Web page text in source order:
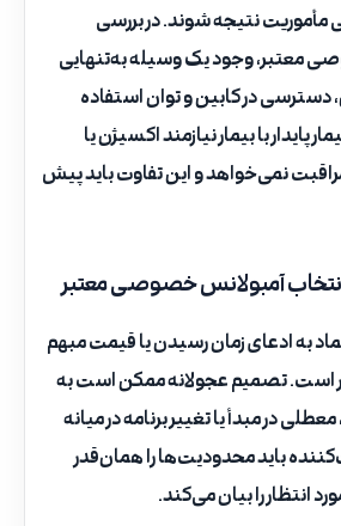
مأموریت نتیجه شوند. در بررسی
معتبر، وجود یک وسیله به‌تنهایی
در کابین و توان استفاده
پایدار با بیمار نیازمند اکسیژن یا
نمی‌خواهد و این تفاوت باید پیش
انتخاب آمبولانس خصوصی معتبر
به ادعای زمان رسیدن یا قیمت مبهم
است. تصمیم عجولانه ممکن است به
در مبدأ یا تغییر برنامه در میانه
باید محدودیت‌ها را همان‌قدر
انتظار را بیان می‌کند.